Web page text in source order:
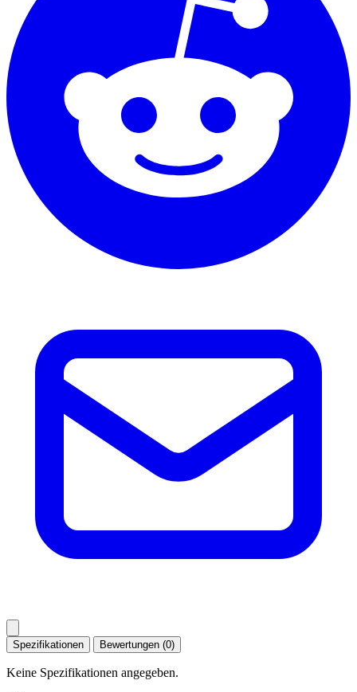
Spezifikationen Bewertungen (0)
Keine Spezifikationen angegeben.